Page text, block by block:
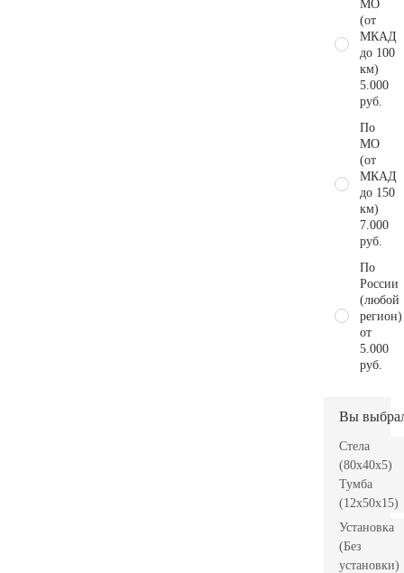
МО
(от
МКАД
до 100
км)
5.000
руб.
По
МО
(от
МКАД
до 150
км)
7.000
руб.
По
России
(любой
регион)
от
5.000
руб.
Вы
Стела
(80x40x5)
Тумба
(12x50x15)
Установка
(Без
установки)